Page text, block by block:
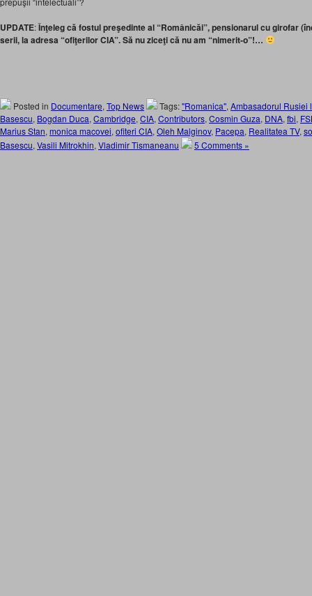
UPDATE:Înţeleg că fostul preşedinte al “Românicăi”, pensionarul cu girofar
serii, la adresa “ofiţerilor CIA”. Să nu ziceţi că nu am “nimerit-o”!…
Posted in Documentare, Top News Tags:"Romanica", Ambasadorul Rusiei
Basescu, Bogdan Duca, Cambridge, CIA, Contributors, Cosmin Guza, DNA, fbi,
Marius Stan, monica macovei, ofiteri CIA, Oleh Malginov, Pacepa, Realitatea TV,
Basescu, Vasili Mitrokhin, Vladimir Tismaneanu 5 Comments »